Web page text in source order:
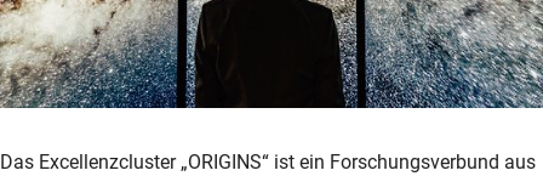
Das Excellenzcluster „ORIGINS“ ist ein Forschungsverbund aus